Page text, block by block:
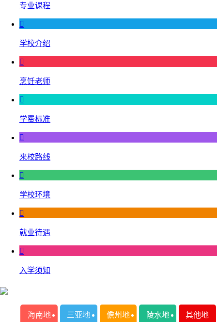
专业课程

学校介绍

烹饪老师

学费标准

来校路线

学校环境

就业待遇

入学须知
海南地
三亚地
儋州地
陵水地
其他地